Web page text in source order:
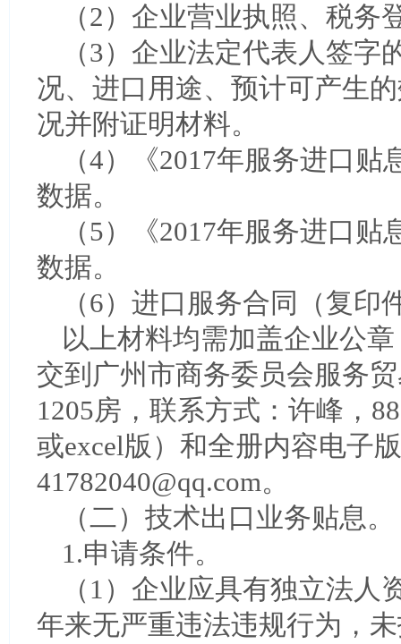
（2）企业营业执照、税务
（3）企业法定代表人签
况、进口用途、预计可产生
况并附证明材料。
（4）《2017年服务进口
数据。
（5）《2017年服务进口
数据。
（6）进口服务合同（复印
以上材料均需加盖企业公
交到广州市商务委员会服务
1205房，联系方式：许峰，
或excel版）和全册内容电子
41782040@qq.com。
（二）技术出口业务贴息。
1.申请条件。
（1）企业应具有独立法
年来无严重违法违规行为，